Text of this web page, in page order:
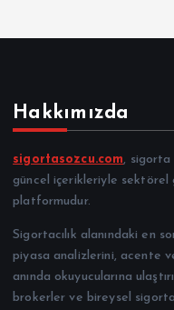
Hakkımızda
sigortasozcu.com, sigorta
güncel içerikleriyle
platformudur.
Sigortacılık alanındaki en
piyasa analizlerini, acente
anında okuyucularına
brokerler ve bireysel